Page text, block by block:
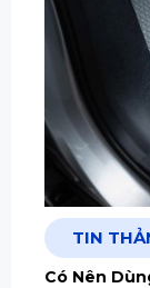
TIN
Có Nên